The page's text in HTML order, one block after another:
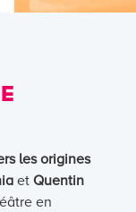
les origines
etQuentin
en